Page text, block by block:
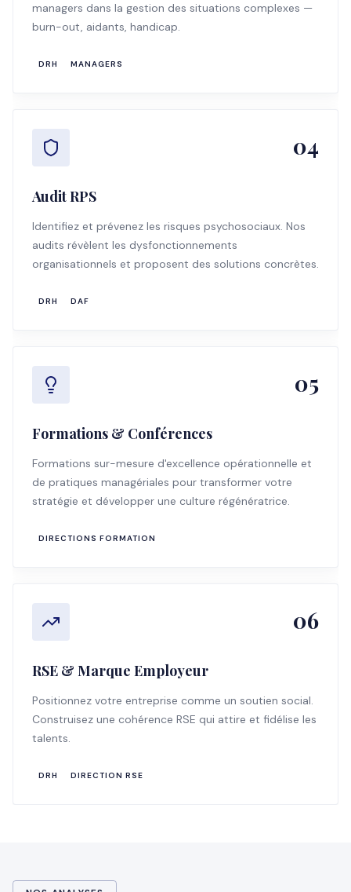
managers dans la gestion des situations complexes —
burn-out, aidants, handicap.
DRH MANAGERS
04
Audit RPS
Identifiez et prévenez les risques psychosociaux. Nos
audits révèlent les dysfonctionnements
organisationnels et proposent des solutions concrètes.
DRH DAF
05
Formations & Conférences
Formations sur-mesure d'excellence opérationnelle et
de pratiques managériales pour transformer votre
stratégie et développer une culture régénératrice.
DIRECTIONS FORMATION
06
RSE & Marque Employeur
Positionnez votre entreprise comme un soutien social.
Construisez une cohérence RSE qui attire et fidélise les
talents.
DRH DIRECTION RSE